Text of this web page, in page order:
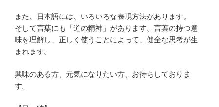
また、日本語には、いろいろな表現方法があります。
そして言葉にも「道の精神」があります。言葉の持つ意
味を理解し、正しく使うことによって、健全な思考が生
まれます。
興味のある方、元気になりたい方、お待ちしておりま
す。